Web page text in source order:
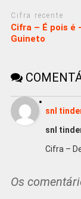
Cifra recente
Cifra – É pois é
Guineto
snl
snl
Cifra –
Os